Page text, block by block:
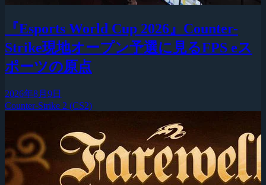
『Esports World Cup 2026』Counter-
Strike現地オープン予選に見るFPS eス
ポーツの原点
2026年8月9日
Counter-Strike 2 (CS2)